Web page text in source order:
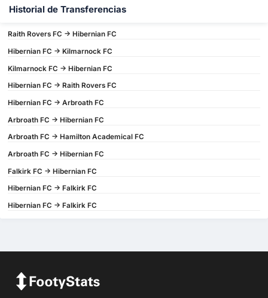
Historial de Transferencias
Raith Rovers FC -> Hibernian FC
Hibernian FC -> Kilmarnock FC
Kilmarnock FC -> Hibernian FC
Hibernian FC -> Raith Rovers FC
Hibernian FC -> Arbroath FC
Arbroath FC -> Hibernian FC
Arbroath FC -> Hamilton Academical FC
Arbroath FC -> Hibernian FC
Falkirk FC -> Hibernian FC
Hibernian FC -> Falkirk FC
Hibernian FC -> Falkirk FC